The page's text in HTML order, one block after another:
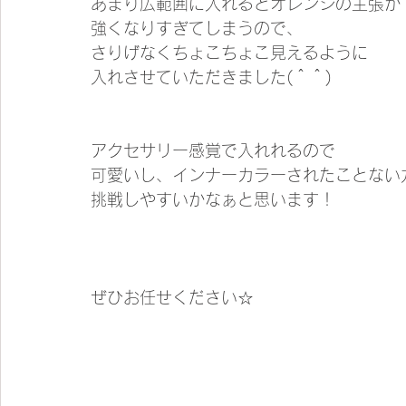
あまり広範囲に入れるとオレンジの主張が
強くなりすぎてしまうので、
さりげなくちょこちょこ見えるように
入れさせていただきました(＾＾)
アクセサリー感覚で入れれるので
可愛いし、インナーカラーされたことない
挑戦しやすいかなぁと思います！
ぜひお任せください☆